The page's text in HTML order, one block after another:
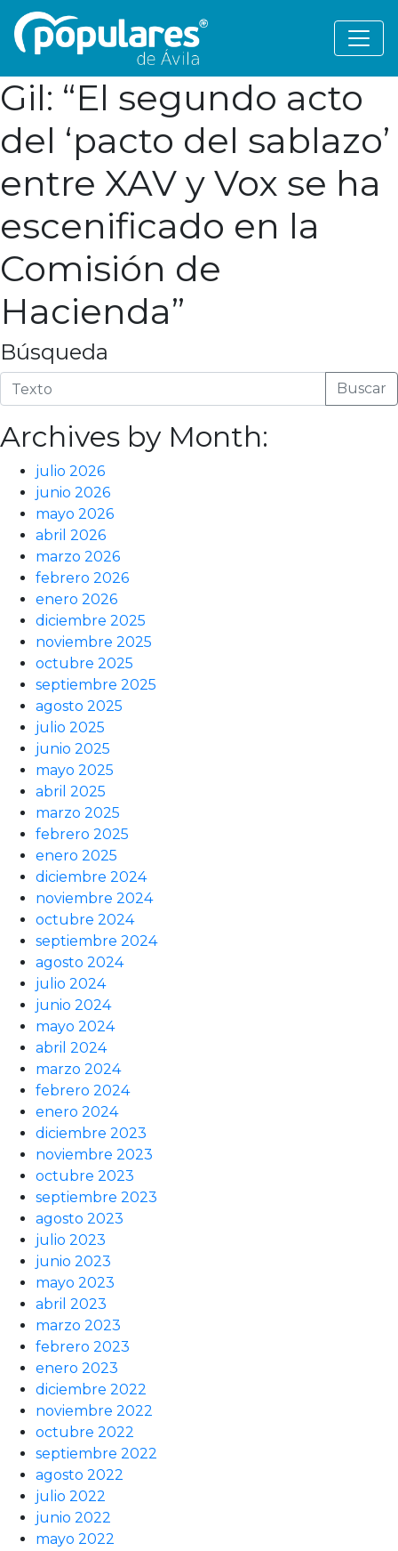
Gil: “El segundo acto
del ‘pacto del sablazo’
entre XAV y Vox se ha
escenificado en la
Comisión de
Hacienda”
Búsqueda
Buscar
Archives by Month:
julio 2026
junio 2026
mayo 2026
abril 2026
marzo 2026
febrero 2026
enero 2026
diciembre 2025
noviembre 2025
octubre 2025
septiembre 2025
agosto 2025
julio 2025
junio 2025
mayo 2025
abril 2025
marzo 2025
febrero 2025
enero 2025
diciembre 2024
noviembre 2024
octubre 2024
septiembre 2024
agosto 2024
julio 2024
junio 2024
mayo 2024
abril 2024
marzo 2024
febrero 2024
enero 2024
diciembre 2023
noviembre 2023
octubre 2023
septiembre 2023
agosto 2023
julio 2023
junio 2023
mayo 2023
abril 2023
marzo 2023
febrero 2023
enero 2023
diciembre 2022
noviembre 2022
octubre 2022
septiembre 2022
agosto 2022
julio 2022
junio 2022
mayo 2022